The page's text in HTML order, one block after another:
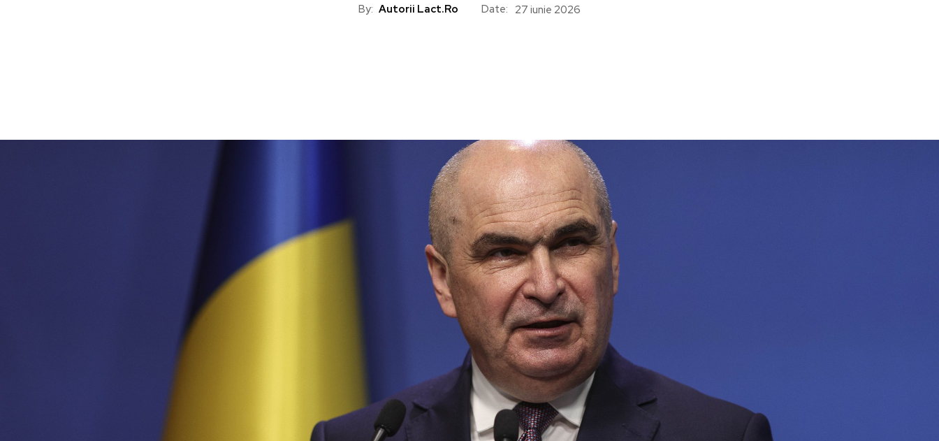
By: Autorii Lact.ro Date: 27 iunie 2026